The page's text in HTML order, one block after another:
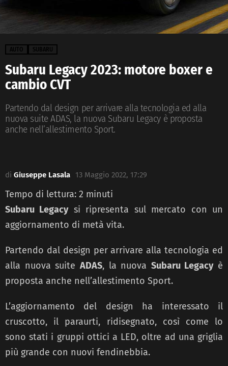
AUTO SUBARU
Subaru Legacy 2023: motore boxer e
cambio CVT
Partendo dal design per arrivare alla tecnologia ed alla
nuova suite ADAS, la nuova Subaru Legacy è proposta
anche nell’allestimento Sport.
di Giuseppe Lasala 13 Maggio 2022, 17:29
Tempo di lettura: 2 minuti
Subaru Legacysi ripresenta sul mercato con un
aggiornamento di metà vita.
Partendo dal design per arrivare alla tecnologia ed
alla nuova suite ADAS, la nuova Subaru Legacyè
proposta anche nell’allestimento Sport.
L’aggiornamento del design ha interessato il
cruscotto, il paraurti, ridisegnato, così come lo
sono stati i gruppi ottici a LED, oltre ad una griglia
più grande con nuovi fendinebbia.